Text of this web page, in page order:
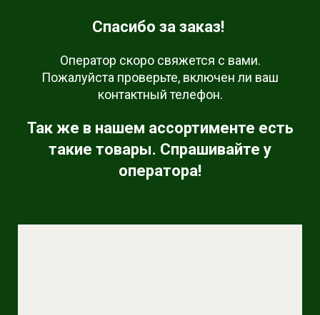
Спасибо за заказ!
Оператор скоро свяжется с вами.
Пожалуйста проверьте, включен ли ваш
контактный телефон.
Так же в нашем ассортименте есть
такие товары. Спрашивайте у
оператора!